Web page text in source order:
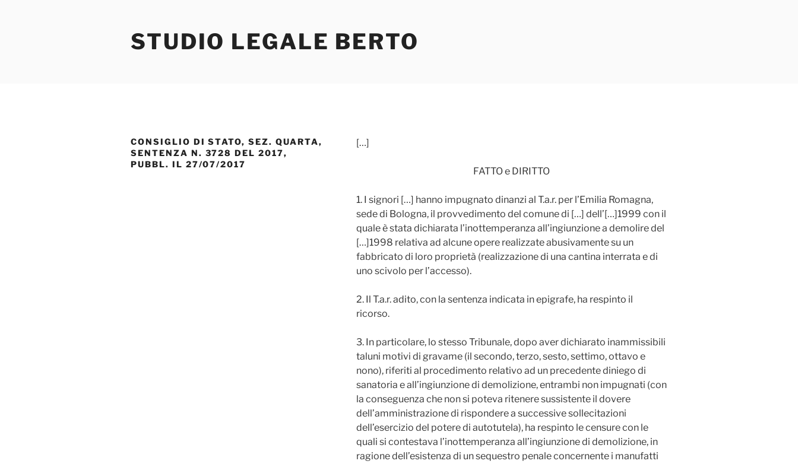
STUDIO LEGALE BERTO
CONSIGLIO DI STATO, SEZ. QUARTA,
SENTENZA N. 3728 DEL 2017,
PUBBL. IL 27/07/2017
[…]
FATTO e DIRITTO
1. I signori […] hanno impugnato dinanzi al T.a.r. per l’Emilia Romagna,
sede di Bologna, il provvedimento del comune di […] dell’[…]1999 con il
quale è stata dichiarata l’inottemperanza all’ingiunzione a demolire del
[…]1998 relativa ad alcune opere realizzate abusivamente su un
fabbricato di loro proprietà (realizzazione di una cantina interrata e di
uno scivolo per l’accesso).
2. Il T.a.r. adito, con la sentenza indicata in epigrafe, ha respinto il
ricorso.
3. In particolare, lo stesso Tribunale, dopo aver dichiarato inammissibili
taluni motivi di gravame (il secondo, terzo, sesto, settimo, ottavo e
nono), riferiti al procedimento relativo ad un precedente diniego di
sanatoria e all’ingiunzione di demolizione, entrambi non impugnati (con
la conseguenza che non si poteva ritenere sussistente il dovere
dell’amministrazione di rispondere a successive sollecitazioni
dell’esercizio del potere di autotutela), ha respinto le censure con le
quali si contestava l’inottemperanza all’ingiunzione di demolizione, in
ragione dell’esistenza di un sequestro penale concernente i manufatti